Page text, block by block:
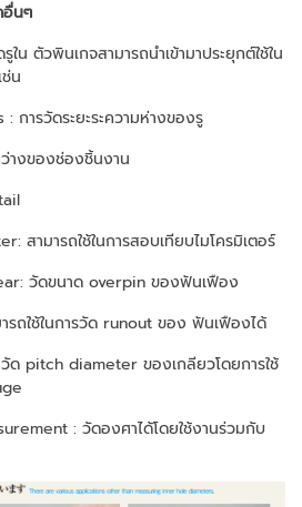
อื่นๆ
น ตัวพินเกจสามารถนำเข้ามาประยุกต์ใช้ใน
น
ารวัดระยะระความห่างของรู
างของช่องชิ้นงาน
สามารถใช้ในการสอบเทียบไมโครมิเตอร์
วัดขนาด overpin ของฟันเฟือง
รถใช้ในการวัด runout ของ ฟันเฟืองได้
pitch diameter ของเกลียวโดยการใช้
: วัดองศาได้โดยใช้งานร่วมกับ